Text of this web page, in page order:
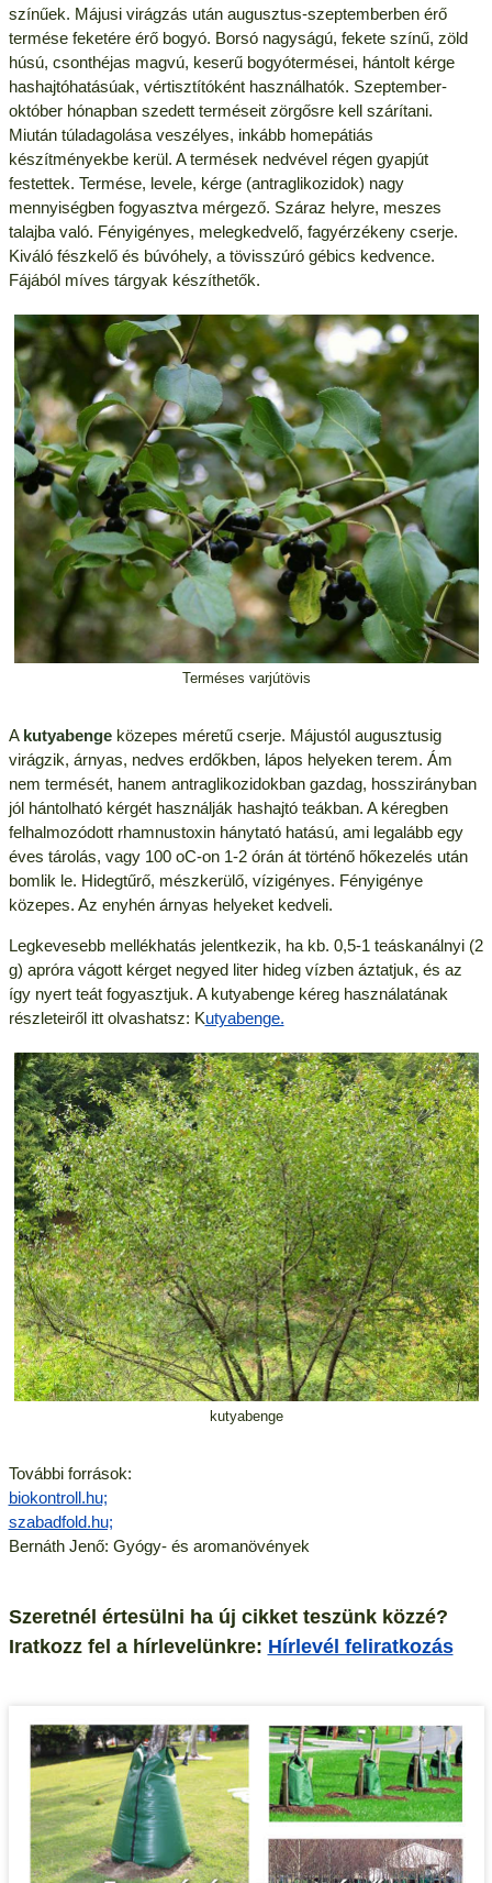
színűek. Májusi virágzás után augusztus-szeptemberben érő
termése feketére érő bogyó. Borsó nagyságú, fekete színű, zöld
húsú, csonthéjas magvú, keserű bogyótermései, hántolt kérge
hashajtóhatásúak, vértisztítóként használhatók. Szeptember-
október hónapban szedett terméseit zörgősre kell szárítani.
Miután túladagolása veszélyes, inkább homepátiás
készítményekbe kerül. A termések nedvével régen gyapjút
festettek. Termése, levele, kérge (antraglikozidok) nagy
mennyiségben fogyasztva mérgező. Száraz helyre, meszes
talajba való. Fényigényes, melegkedvelő, fagyérzékeny cserje.
Kiváló fészkelő és búvóhely, a tövisszúró gébics kedvence.
Fájából míves tárgyak készíthetők.
Terméses varjútövis
A kutyabengeközepes méretű cserje. Májustól augusztusig
virágzik, árnyas, nedves erdőkben, lápos helyeken terem. Ám
nem termését, hanem antraglikozidokban gazdag, hosszirányban
jól hántolható kérgét használják hashajtó teákban. A kéregben
felhalmozódott rhamnustoxin hánytató hatású, ami legalább egy
éves tárolás, vagy 100 oC-on 1-2 órán át történő hőkezelés után
bomlik le. Hidegtűrő, mészkerülő, vízigényes. Fényigénye
közepes. Az enyhén árnyas helyeket kedveli.
Legkevesebb mellékhatás jelentkezik, ha kb. 0,5-1 teáskanálnyi (2
g) apróra vágott kérget negyed liter hideg vízben áztatjuk, és az
így nyert teát fogyasztjuk. A kutyabenge kéreg használatának
részleteiről itt olvashatsz: Kutyabenge.
kutyabenge
További források:
biokontroll.hu;
szabadfold.hu;
Bernáth Jenő: Gyógy- és aromanövények
Szeretnél értesülni ha új cikket teszünk közzé?
Iratkozz fel a hírlevelünkre: Hírlevél feliratkozás